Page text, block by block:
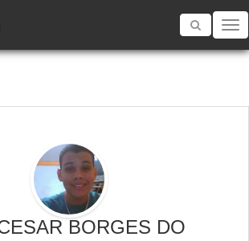
Toggle
BORGES DO